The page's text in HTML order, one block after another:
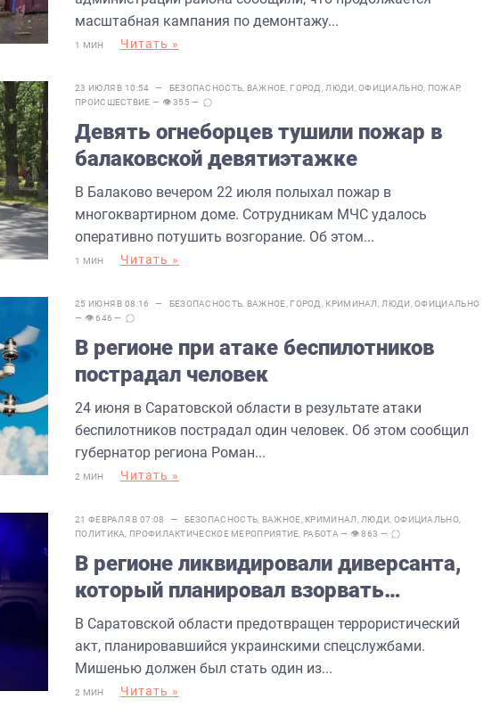
масштабная кампания по демонтажу...
1 МИН Читать »
23 ИЮЛЯ В 10:54 — БЕЗОПАСНОСТЬ ВАЖНОЕ ГОРОД ЛЮДИ ,ОФИЦИАЛЬНО ПОЖАР,
ПРОИСШЕСТВИЕ — 👁 355 —
Девять огнеборцев тушили пожар в
балаковской девятиэтажке
В Балаково вечером 22 июля полыхал пожар в
многоквартирном доме. Сотрудникам МЧС удалось
оперативно потушить возгорание. Об этом...
1 МИН Читать »
25 ИЮНЯ В 08:16 — БЕЗОПАСНОСТЬ ВАЖНОЕ ГОРОД КРИМИНАЛ ЛЮДИ ,ОФИЦИАЛЬНО
— 👁 646 —
В регионе при атаке беспилотников
пострадал человек
24 июня в Саратовской области в результате атаки
беспилотников пострадал один человек. Об этом сообщил
губернатор региона Роман...
2 МИН Читать »
21 ФЕВРАЛЯ В 07:08 — БЕЗОПАСНОСТЬ ВАЖНОЕ КРИМИНАЛ ЛЮДИ ОФИЦИАЛЬНО,
ПОЛИТИКА
ПРОФИЛАКТИЧЕСКОЕ МЕРОПРИЯТИЕ РАБОТА — 👁 863 —
В регионе ликвидировали диверсанта,
который планировал взорвать
чиновника
В Саратовской области предотвращен террористический
акт, планировавшийся украинскими спецслужбами.
Мишенью должен был стать один из...
2 МИН Читать »